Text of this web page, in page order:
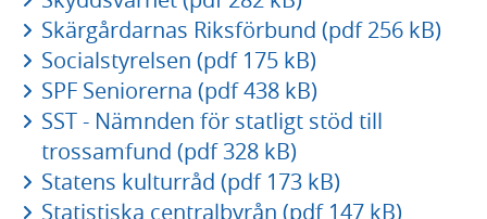
Skärgårdarnas Riksförbund (pdf 256 kB)
Socialstyrelsen (pdf 175 kB)
SPF Seniorerna (pdf 438 kB)
SST - Nämnden för statligt stöd till
trossamfund (pdf 328 kB)
Statens kulturråd (pdf 173 kB)
Statistiska centralbyrån (pdf 147 kB)